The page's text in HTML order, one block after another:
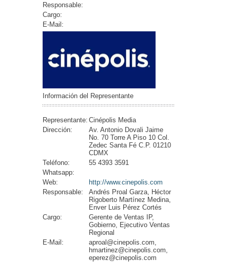
Responsable:
Cargo:
E-Mail:
Información del Representante
Representante: Cinépolis Media
Dirección:
Av. Antonio Dovali Jaime
No. 70 Torre A Piso 10 Col.
Zedec Santa Fé C.P. 01210
CDMX
Teléfono:
55 4393 3591
Whatsapp:
Web:
http://www.cinepolis.com
Responsable:
Andrés Proal Garza, Héctor
Rigoberto Martínez Medina,
Enver Luis Pérez Cortés
Cargo:
Gerente de Ventas IP,
Gobierno, Ejecutivo Ventas
Regional
E-Mail:
aproal@cinepolis.com,
hmartinez@cinepolis.com,
eperez@cinepolis.com